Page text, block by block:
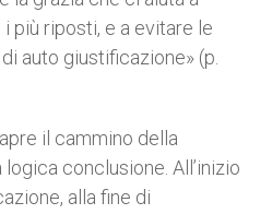
più riposti, e a evitare le
auto giustificazione» (p.
il cammino della
conclusione. All’inizio
alla fine di